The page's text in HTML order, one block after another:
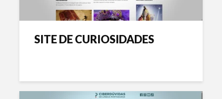
SITE DE CURIOSIDADES